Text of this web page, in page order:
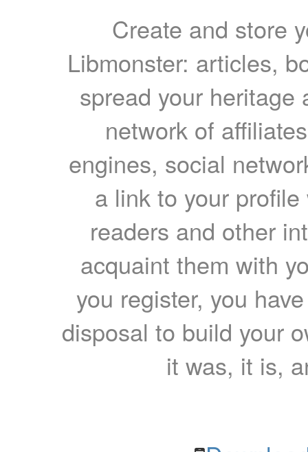
Create and store
Libmonster: articles,
spread your heritage
network of
engines, social
a link to your
readers and other
acquaint them with
you register, you
disposal to build your
it was, it is,